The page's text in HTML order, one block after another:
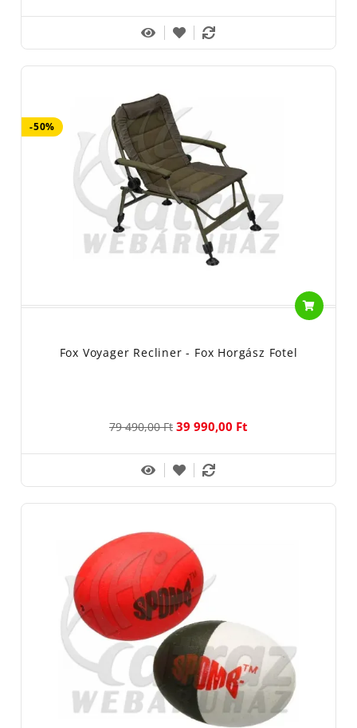
-50%
Fox Voyager Recliner - Fox Horgász Fotel
79 490,00 Ft 39 990,00 Ft